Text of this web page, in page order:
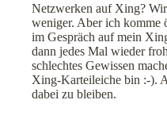
Netzwerken auf Xing?
weniger. Aber ich komme
im Gespräch auf mein
dann jedes Mal wieder
schlechtes Gewissen
Xing-Karteileiche bin :-).
dabei zu bleiben.